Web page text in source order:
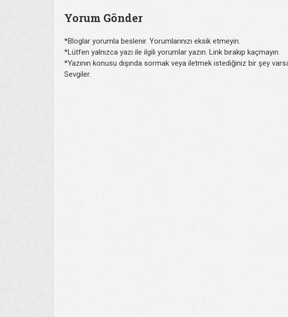
Yorum Gönder
*Bloglar yorumla beslenir. Yorumlarınızı eksik etmeyin.
*Lütfen yalnızca yazı ile ilgili yorumlar yazın. Link bırakıp kaçmayın.
*Yazının konusu dışında sormak veya iletmek istediğiniz bir şey
Sevgiler.